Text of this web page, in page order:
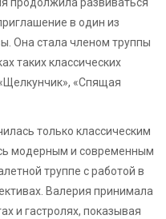
в один из
Она стала членом труппы
таких классических
«Спящая
только классическим
модерным и современным
труппе с работой в
Валерия принимала
и гастролях, показывая